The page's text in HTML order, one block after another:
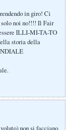
in giro! Ci
solo noi no!!!! Il Fair
ILLI-MI-TA-TO
storia della
non si facciano